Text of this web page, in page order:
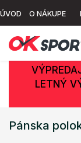
ÚVOD O NÁKUPE
LETNÝ
Pánska